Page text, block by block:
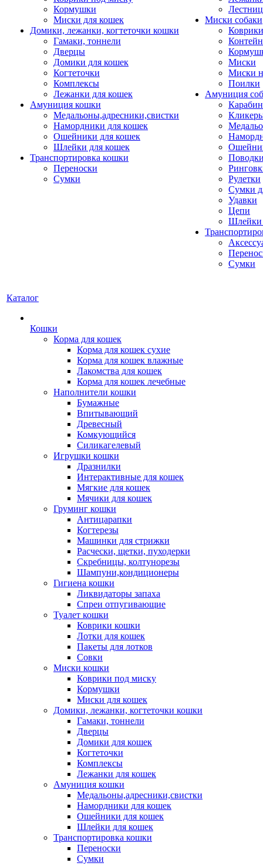
Кормушки
Миски для кошек
Домики, лежанки, когтеточки кошки
Гамаки, тоннели
Дверцы
Домики для кошек
Когтеточки
Комплексы
Лежанки для кошек
Амуниция кошки
Медальоны,адресники,свистки
Намордники для кошек
Ошейники для кошек
Шлейки для кошек
Транспортировка кошки
Переноски
Сумки
Миски собаки
Миски
Миски
Поилки
Амуниция
Рулетки
Сумки
Удавки
Цепи
Шлейки
Сумки
Каталог
Кошки
Корма для кошек
Корма для кошек сухие
Корма для кошек влажные
Лакомства для кошек
Корма для кошек лечебные
Наполнители кошки
Бумажные
Впитывающий
Древесный
Комкующийся
Силикагелевый
Игрушки кошки
Дразнилки
Интерактивные для кошек
Мягкие для кошек
Мячики для кошек
Груминг кошки
Антицарапки
Когтерезы
Машинки для стрижки
Расчески, щетки, пуходерки
Скребницы, колтунорезы
Шампуни,кондиционеры
Гигиена кошки
Ликвидаторы запаха
Спреи отпугивающие
Туалет кошки
Коврики кошки
Лотки для кошек
Пакеты для лотков
Совки
Миски кошки
Коврики под миску
Кормушки
Миски для кошек
Домики, лежанки, когтеточки кошки
Гамаки, тоннели
Дверцы
Домики для кошек
Когтеточки
Комплексы
Лежанки для кошек
Амуниция кошки
Медальоны,адресники,свистки
Намордники для кошек
Ошейники для кошек
Шлейки для кошек
Транспортировка кошки
Переноски
Сумки